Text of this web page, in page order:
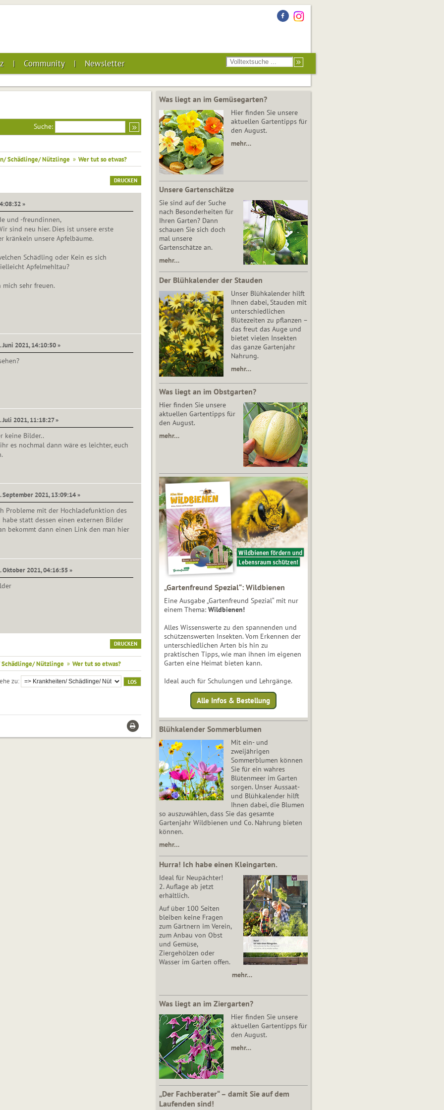
Community Newsletter
Suche:
Schädlinge/ Nützlinge » Wer tut so etwas?
DRUCKEN
»
und -freundinnen,
sind neu hier. Dies ist unsere erste
kränkeln unsere Apfelbäume.
Schädling oder Kein es sich
Apfelmehltau?
sehr freuen.
2021, 14:10:50 »
Juli 2021, 11:18:27 »
keine Bilder..
es nochmal dann wäre es leichter, euch
September 2021, 13:09:14 »
Probleme mit der Hochladefunktion des
habe statt dessen einen externen Bilder
bekommt dann einen Link den man hier
Oktober 2021, 04:16:55 »
DRUCKEN
Nützlinge » Wer tut so etwas?
zu
Was liegt an im Gemüsegarten?
Hier finden Sie unsere
aktuellen Gartentipps für
den August.
mehr…
Unsere Gartenschätze
Sie sind auf der Suche
nach Besonderheiten für
Ihren Garten? Dann
schauen Sie sich doch
mal unsere
Gartenschätze an.
mehr…
Der Blühkalender der Stauden
Unser Blühkalender hilft
Ihnen dabei, Stauden mit
unterschiedlichen
Blütezeiten zu pflanzen –
das freut das Auge und
bietet vielen Insekten
das ganze Gartenjahr
Nahrung.
mehr…
Was liegt an im Obstgarten?
Hier finden Sie unsere
aktuellen Gartentipps für
den August.
mehr…
„Gartenfreund Spezial“: Wildbienen
Eine Ausgabe „Gartenfreund Spezial“ mit nur
einem Thema: Wildbienen!
Alles Wissenswerte zu den spannenden und
schützenswerten Insekten. Vom Erkennen der
unterschiedlichen Arten bis hin zu
praktischen Tipps, wie man ihnen im eigenen
Garten eine Heimat bieten kann.
Ideal auch für Schulungen und Lehrgänge.
Alle Infos & Bestellung
Blühkalender Sommerblumen
Mit ein- und
zweijährigen
Sommerblumen können
Sie für ein wahres
Blütenmeer im Garten
sorgen. Unser Aussaat-
und Blühkalender hilft
Ihnen dabei, die Blumen
so auszuwählen, dass Sie das gesamte
Gartenjahr Wildbienen und Co. Nahrung bieten
können.
mehr…
Hurra! Ich habe einen Kleingarten.
Ideal für Neupächter!
2. Auflage ab jetzt
erhältlich.
Auf über 100 Seiten
bleiben keine Fragen
zum Gärtnern im Verein,
zum Anbau von Obst
und Gemüse,
Ziergehölzen oder
Wasser im Garten offen.
mehr…
Was liegt an im Ziergarten?
Hier finden Sie unsere
aktuellen Gartentipps für
den August.
mehr…
„Der Fachberater“ – damit Sie auf dem
Laufenden sind!